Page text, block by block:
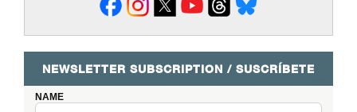
NEWSLETTER SUBSCRIPTION / SUSCRÍBETE
NAME